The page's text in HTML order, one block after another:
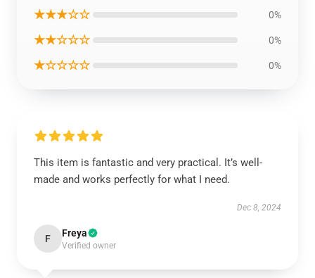
★★★☆☆ 0%
★★☆☆☆ 0%
★☆☆☆☆ 0%
This item is fantastic and very practical. It’s well-
made and works perfectly for what I need.
Dec 8, 2024
F Freya
Verified owner